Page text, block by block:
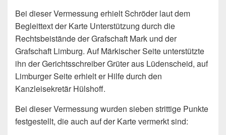
Bei dieser Vermessung erhielt Schröder laut dem
Begleittext der Karte Unterstützung durch die
Rechtsbeistände der Grafschaft Mark und der
Grafschaft Limburg. Auf Märkischer Seite unterstützte
ihn der Gerichtsschreiber Grüter aus Lüdenscheid, auf
Limburger Seite erhielt er Hilfe durch den
Kanzleisekretär Hülshoff.
Bei dieser Vermessung wurden sieben strittige Punkte
festgestellt, die auch auf der Karte vermerkt sind: